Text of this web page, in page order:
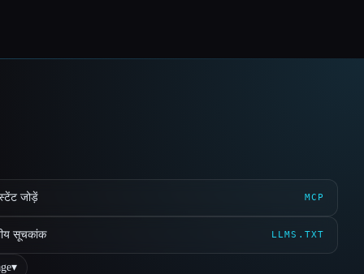
जोड़ें MCP
सूचकांक LLMS.TXT
▾